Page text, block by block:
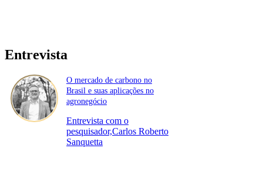
Entrevista
O mercado de carbono no
Brasil e suas aplicações no
agronegócio
Entrevista com o
pesquisador,Carlos Roberto
Sanquetta